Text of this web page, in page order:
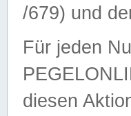
/679) und
Für jeden
diesen